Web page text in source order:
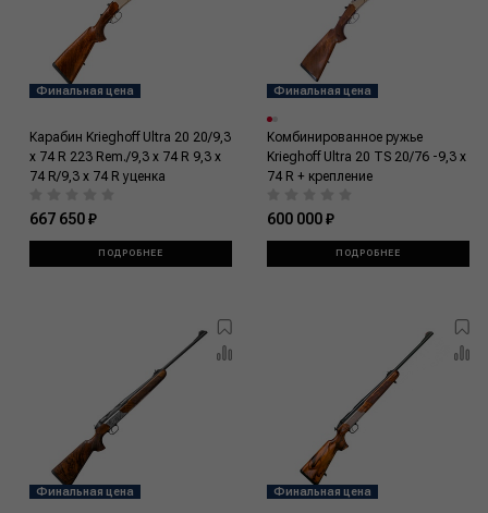
Финальная цена
Карабин Krieghoff Ultra 20 20/9,3
x 74 R 223 Rem./9,3 x 74 R 9,3 x
74 R/9,3 x 74 R уценка
667 650 ₽
ПОДРОБНЕЕ
Финальная цена
Комбинированное ружье
Krieghoff Ultra 20 TS 20/76 -9,3 x
74 R + крепление
600 000 ₽
ПОДРОБНЕЕ
Финальная цена Финальная цена